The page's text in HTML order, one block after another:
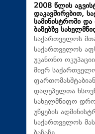
2008 წლის
დაკავშირებით,
სამინისტროში
ბაზებზე
საქართველოს
საქართველოს
უკანონო
მიერ
დაღუპულთა
სახელმწიფო
უწყების
საქართველოს